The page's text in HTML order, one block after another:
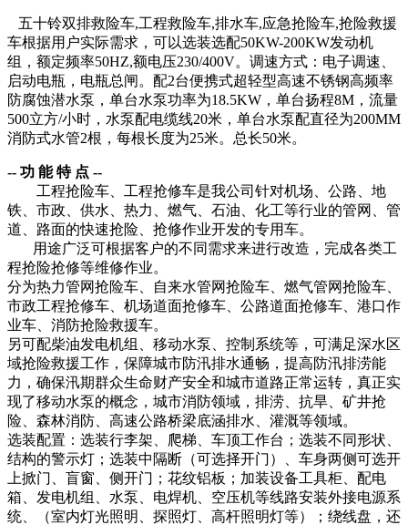
五十铃双排救险车,工程救险车,排水车,应急抢险车,抢险救援
车根据用户实际需求，可以选装选配50KW-200KW发动机
组， 额定频率50HZ,额电压230/400V。调速方式：电子调速、
启动电瓶，电瓶总闸。 配2台便携式超轻型高速不锈钢高频率
防腐蚀潜水泵，单台水泵功率为18.5KW， 单台扬程8M ，流量
500立方/小时 ， 水泵配电缆线20米， 单台水泵配直径为200MM
消防式水管2根，每根长度为25米。总长50米。
-- 功 能 特 点 --
工程抢险车、工程抢修车是我公司针对机场、公路、地
铁、市政、供水、热力、燃气、石油、化工等行业的管网、管
道、路面的快速抢险、抢修作业开发的专用车。
用途广泛可根据客户的不同需求来进行改造，完成各类工
程抢险抢修等维修作业。
分为热力管网抢险车、自来水管网抢险车、燃气管网抢险车、
市政工程抢修车、机场道面抢修车、公路道面抢修车、港口作
业车、消防抢险救援车。
另可配柴油发电机组、移动水泵、控制系统等，可满足深水区
域抢险救援工作，保障城市防汛排水通畅，提高防汛排涝能
力，确保汛期群众生命财产安全和城市道路正常运转，真正实
现了移动水泵的概念，城市消防领域，排涝、抗旱、矿井抢
险、森林消防、高速公路桥梁底涵排水、灌溉等领域。
选装配置：选装行李架、爬梯、车顶工作台；选装不同形状、
结构的警示灯；选装中隔断（可选择开门）、车身两侧可选开
上掀门、盲窗、侧开门；花纹铝板；加装设备工具柜、配电
箱、发电机组、水泵、电焊机、空压机等线路安装外接电源系
统、（室内灯光照明、探照灯、高杆照明灯等）；绕线盘，还